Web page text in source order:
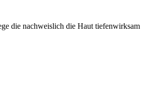
die nachweislich die Haut tiefenwirksam